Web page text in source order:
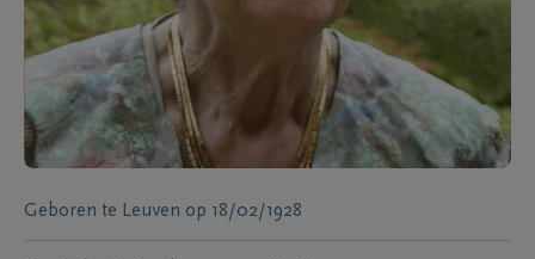
Geboren te Leuven op 18/02/1928